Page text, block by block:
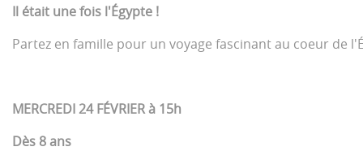
Il était une fois l'Égypte !
Partez en famille pour un voyage fascinant au coeur de
MERCREDI 24 FÉVRIER à 15h
Dès 8 ans